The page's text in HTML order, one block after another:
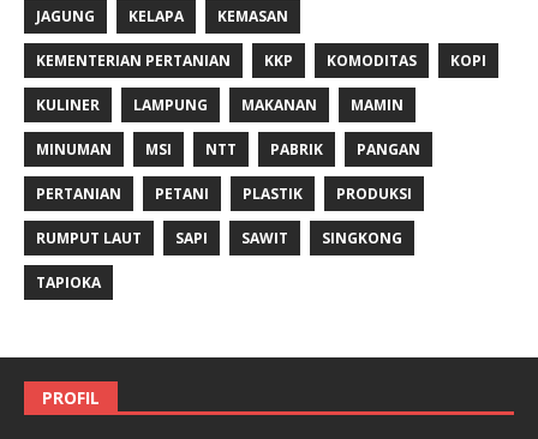
JAGUNG KELAPA KEMASAN
KEMENTERIAN PERTANIAN KKP KOMODITAS KOPI
KULINER LAMPUNG MAKANAN MAMIN
MINUMAN MSI NTT PABRIK PANGAN
PERTANIAN PETANI PLASTIK PRODUKSI
RUMPUT LAUT SAPI SAWIT SINGKONG
TAPIOKA
PROFIL